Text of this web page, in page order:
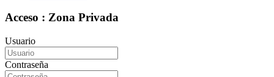
Acceso : Zona Privada
Usuario
Contraseña